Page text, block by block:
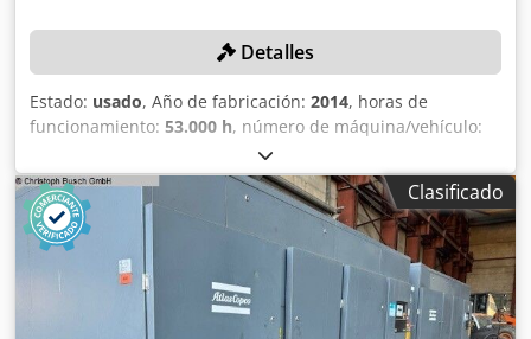
Detalles
Estado: usado, Año de fabricación: 2014, horas de
funcionamiento: 53.000 h, número de máquina/vehículo:
7,5 bar
(máx.):1.485 rpm, DETALLES TÉCNICOS Presión de trabajo
máxima: 7,5 bar Potencia de entrada: 355 kW Velocidad del
eje: 1.485 rpm DETALLES DE LA MÁQUINA Horas de
funcionamiento: 53.000 h Dodpfx Ajy Ia R Sjmusck
EQUIPAMIENTO Secador de aire Atlas Copco, modelo:
MD1000 W CE Presión de trabajo máxima: 10,5 bar Año de
fabricación: 2014
Clasificado